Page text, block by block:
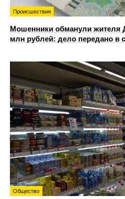
Происшествия
Мошенники обманули жителя
млн рублей: дело передано в
Общество